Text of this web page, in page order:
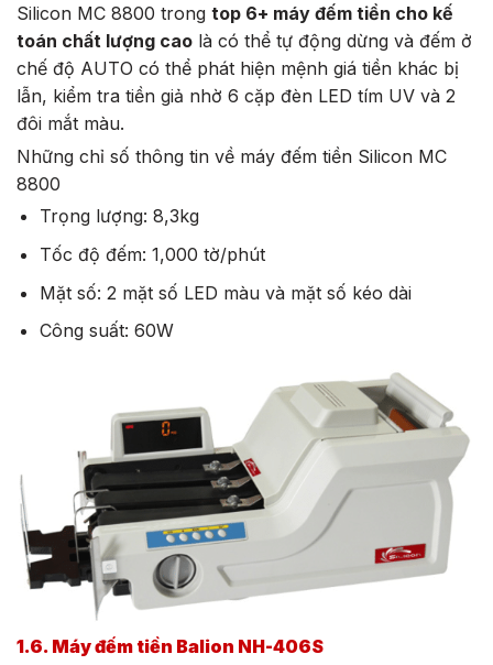
Silicon MC 8800 trong top 6+ máy đếm tiền cho kế
toán chất lượng cao là có thể tự động dừng và đếm ở
chế độ AUTO có thể phát hiện mệnh giá tiền khác bị
lẫn, kiểm tra tiền giả nhờ 6 cặp đèn LED tím UV và 2
đôi mắt màu.
Những chỉ số thông tin về máy đếm tiền Silicon MC
8800
Trọng lượng: 8,3kg
Tốc độ đếm: 1,000 tờ/phút
Mặt số: 2 mặt số LED màu và mặt số kéo dài
Công suất: 60W
1.6. Máy đếm tiền Balion NH-406S